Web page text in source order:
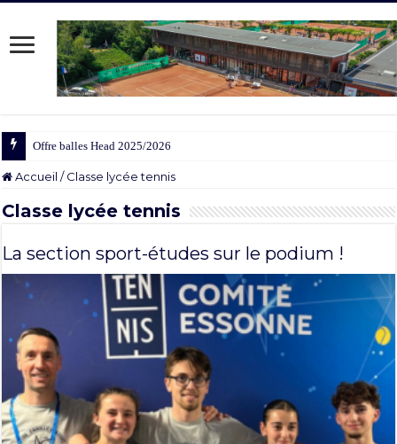
Offre balles Head 2025/2026
Accueil / Classe lycée tennis
Classe lycée tennis
La section sport-études sur le podium !